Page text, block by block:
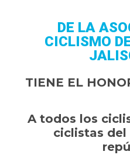
DE LA
CICLISMO
TIENE EL
A todos los
ciclistas